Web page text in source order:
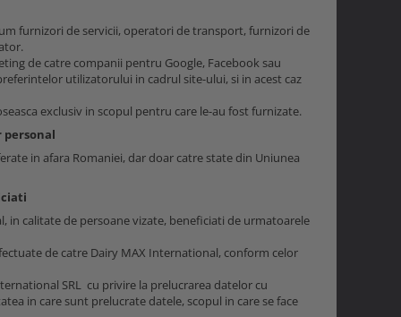
furnizori de servicii, operatori de transport, furnizori de
de catre companii pentru Google, Facebook sau
utilizatorului in cadrul site-ului, si in acest caz
exclusiv in scopul pentru care le-au fost furnizate.
personal
in afara Romaniei, dar doar catre state din Uniunea
in calitate de persoane vizate, beneficiati de urmatoarele
de catre Dairy MAX International, conform celor
SRL cu privire la prelucrarea datelor cu
in care sunt prelucrate datele, scopul in care se face